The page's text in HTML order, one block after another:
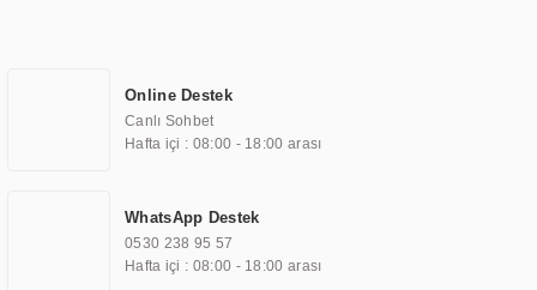
TOCHI markası altında kendi ürettiği ürünlerde kullanmıştır. Günümüzde
TOCHI; videowall, digital signage, kiosk, totem, akıllı durak ekranı, araç içi
ekran, asansör ekranı, digital menüboard, marin ekran, medikal ekran,
ekranları, endüstriyel ekranlar, kapı önü bilgi ekranları, panel PC,
endüstriyel Panel PC, mini PC, endüstriyel mini PC ve akıllı bina sistemleri
gibi çözümleri 4.5" ile 110” boyutları arasında üretebilirken, ayrıca standart
Online Destek
Canlı Sohbet
Hafta içi : 08:00 - 18:00 arası
WhatsApp Destek
0530 238 95 57
Hafta içi : 08:00 - 18:00 arası